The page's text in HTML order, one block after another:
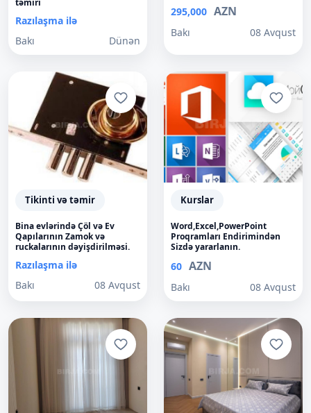
təmiri
Razılaşma ilə
Bakı
Dünən
295,000 AZN
Bakı 08 Avqust
Tikinti və təmir
Bina evlərində Çöl və Ev
Qapılarının Zamok və
ruckalarının dəyişdirilməsi.
Razılaşma ilə
Bakı
08 Avqust
Kurslar
Word,Excel,PowerPoint
Proqramları Endirimindən
Sizdə yararlanın.
60 AZN
Bakı 08 Avqust